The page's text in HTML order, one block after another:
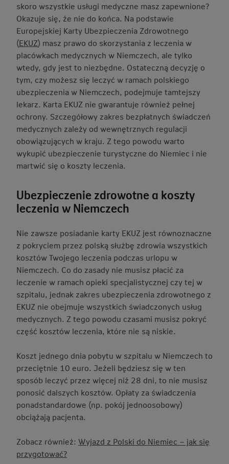
skoro wszystkie usługi medyczne masz zapewnione?
Okazuje się, że nie do końca. Na podstawie
Europejskiej Karty Ubezpieczenia Zdrowotnego
(EKUZ) masz prawo do skorzystania z leczenia w
placówkach medycznych w Niemczech, ale tylko
wtedy, gdy jest to niezbędne. Ostateczną decyzję o
tym, czy możesz się leczyć w ramach polskiego
ubezpieczenia w Niemczech, podejmuje tamtejszy
lekarz. Karta EKUZ nie gwarantuje również pełnej
ochrony. Szczegółowy zakres bezpłatnych świadczeń
medycznych zależy od wewnętrznych regulacji
obowiązujących w kraju. Z tego powodu warto
wykupić ubezpieczenie turystyczne do Niemiec i nie
martwić się o koszty leczenia.
Ubezpieczenie zdrowotne a koszty
leczenia w Niemczech
Nie zawsze posiadanie karty EKUZ jest równoznaczne
z pokryciem przez polską służbę zdrowia wszystkich
kosztów Twojego leczenia podczas urlopu w
Niemczech. Co do zasady nie musisz płacić za
leczenie w ramach opieki specjalistycznej czy tej w
szpitalu, jednak zakres ubezpieczenia zdrowotnego z
EKUZ nie obejmuje wszystkich świadczonych usług
medycznych. Z tego powodu czasami musisz pokryć
część kosztów leczenia, które nie są niskie.
Koszt jednego dnia pobytu w szpitalu w Niemczech to
przeciętnie 10 euro. Jeżeli będziesz się w ten
sposób leczyć przez więcej niż 28 dni, to nie musisz
ponosić dalszych kosztów. Opłaty za świadczenia
ponadstandardowe (np. pokój jednoosobowy)
obciążają pacjenta.
Zobacz również: Wyjazd z Polski do Niemiec – jak się
przygotować?